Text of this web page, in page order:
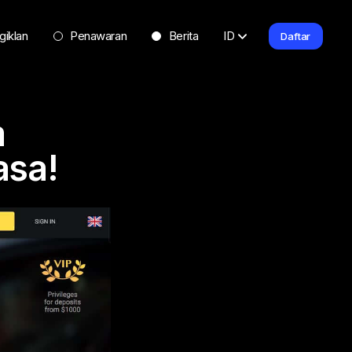
Penawaran Berita ID Daftar